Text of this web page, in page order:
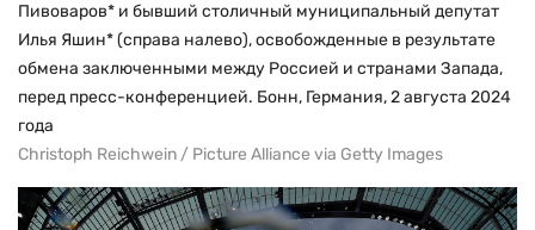
Пивоваров* и бывший столичный муниципальный депутат
Илья Яшин* (справа налево), освобожденные в результате
обмена заключенными между Россией и странами Запада,
перед пресс-конференцией. Бонн, Германия, 2 августа 2024
года
Christoph Reichwein / Picture Alliance via Getty Images